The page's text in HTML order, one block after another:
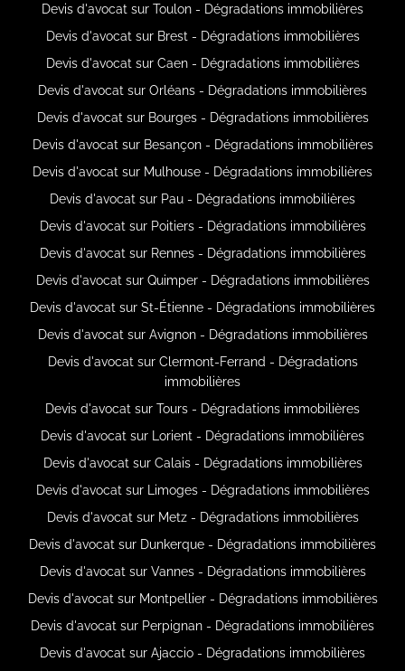
Devis d'avocat sur Toulon - Dégradations immobilières
Devis d'avocat sur Brest - Dégradations immobilières
Devis d'avocat sur Caen - Dégradations immobilières
Devis d'avocat sur Orléans - Dégradations immobilières
Devis d'avocat sur Bourges - Dégradations immobilières
Devis d'avocat sur Besançon - Dégradations immobilières
Devis d'avocat sur Mulhouse - Dégradations immobilières
Devis d'avocat sur Pau - Dégradations immobilières
Devis d'avocat sur Poitiers - Dégradations immobilières
Devis d'avocat sur Rennes - Dégradations immobilières
Devis d'avocat sur Quimper - Dégradations immobilières
Devis d'avocat sur St-Étienne - Dégradations immobilières
Devis d'avocat sur Avignon - Dégradations immobilières
Devis d'avocat sur Clermont-Ferrand - Dégradations
immobilières
Devis d'avocat sur Tours - Dégradations immobilières
Devis d'avocat sur Lorient - Dégradations immobilières
Devis d'avocat sur Calais - Dégradations immobilières
Devis d'avocat sur Limoges - Dégradations immobilières
Devis d'avocat sur Metz - Dégradations immobilières
Devis d'avocat sur Dunkerque - Dégradations immobilières
Devis d'avocat sur Vannes - Dégradations immobilières
Devis d'avocat sur Montpellier - Dégradations immobilières
Devis d'avocat sur Perpignan - Dégradations immobilières
Devis d'avocat sur Ajaccio - Dégradations immobilières